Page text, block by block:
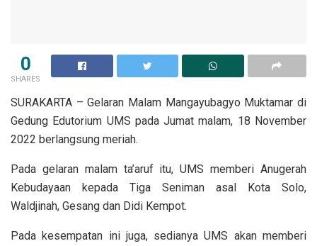
0
SHARES
SURAKARTA – Gelaran Malam Mangayubagyo Muktamar di
Gedung Edutorium UMS pada Jumat malam, 18 November
2022 berlangsung meriah.
Pada gelaran malam ta’aruf itu, UMS memberi Anugerah
Kebudayaan kepada Tiga Seniman asal Kota Solo,
Waldjinah, Gesang dan Didi Kempot.
Pada kesempatan ini juga, sedianya UMS akan memberi